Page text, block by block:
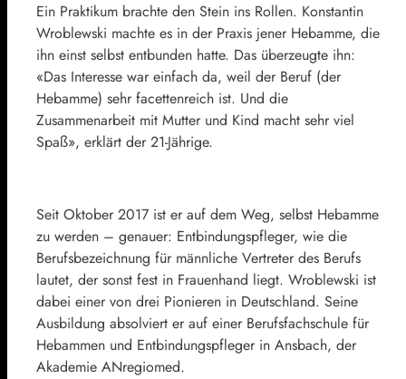
Ein Praktikum brachte den Stein ins Rollen. Konstantin
Wroblewski machte es in der Praxis jener Hebamme, die
ihn einst selbst entbunden hatte. Das überzeugte ihn:
«Das Interesse war einfach da, weil der Beruf (der
Hebamme) sehr facettenreich ist. Und die
Zusammenarbeit mit Mutter und Kind macht sehr viel
Spaß», erklärt der 21-Jährige.
Seit Oktober 2017 ist er auf dem Weg, selbst Hebamme
zu werden – genauer: Entbindungspfleger, wie die
Berufsbezeichnung für männliche Vertreter des Berufs
lautet, der sonst fest in Frauenhand liegt. Wroblewski ist
dabei einer von drei Pionieren in Deutschland. Seine
Ausbildung absolviert er auf einer Berufsfachschule für
Hebammen und Entbindungspfleger in Ansbach, der
Akademie ANregiomed.